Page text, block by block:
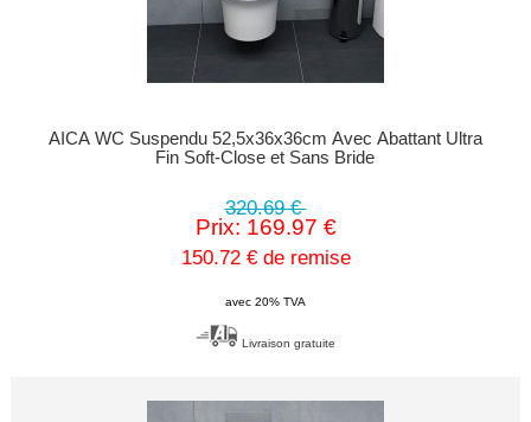
AICA WC Suspendu 52,5x36x36cm Avec Abattant Ultra
Fin Soft-Close et Sans Bride
320.69 €
Prix: 169.97 €
150.72 € de remise
avec 20% TVA
Livraison gratuite